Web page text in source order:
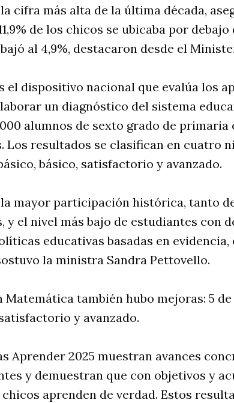
cifra más alta de la última década,
de los chicos se ubicaba por
al 4,9%, destacaron desde el
el dispositivo nacional que evalúa los
un diagnóstico del sistema
alumnos de sexto grado de primaria
Los resultados se clasifican en cuatro
básico, satisfactorio y avanzado.
mayor participación histórica, tanto
y el nivel más bajo de estudiantes con
educativas basadas en
la ministra Sandra Pettovello.
Matemática también hubo mejoras: 5
y avanzado.
Aprender 2025 muestran avances
y demuestran que con objetivos y
aprenden de verdad. Estos